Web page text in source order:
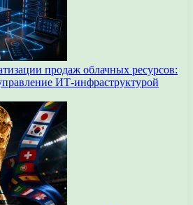
продаж облачных ресурсов:
ИТ-инфраструктурой